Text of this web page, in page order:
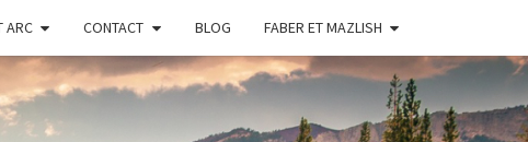
ARC CONTACT BLOG FABER ET MAZLISH